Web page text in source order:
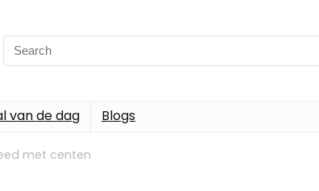
Search
for:
van de dag Blogs
met centen